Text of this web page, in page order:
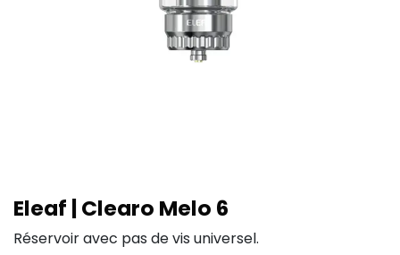
Eleaf | Clearo Melo 6
Réservoir avec pas de vis universel.